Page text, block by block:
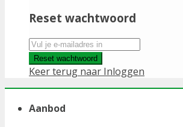
Reset wachtwoord
Reset wachtwoord
Keer terug naar Inloggen
Aanbod